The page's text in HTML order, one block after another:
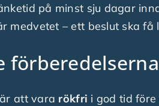
på minst sju dagar
medvetet – ett beslut ska få
förberedelserna
att vara rökfri i god tid